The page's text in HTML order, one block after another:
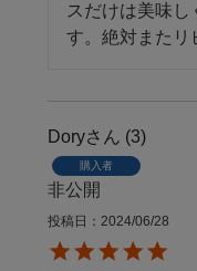
スだけは美味し
す。絶対またリ
Dory 3
購入者
非公開
投稿日 2024/06/28